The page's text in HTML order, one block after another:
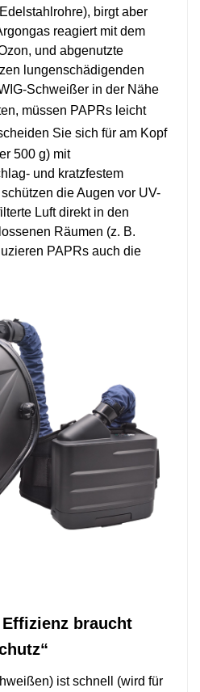
birgt aber
reagiert mit dem
und abgenutzte
lungenschädigenden
Schweißer in der Nähe
müssen PAPRs leicht
Sie sich für am Kopf
500 g) mit
und kratzfestem
die Augen vor UV-
Luft direkt in den
Räumen (z. B.
PAPRs auch die
braucht
ist schnell (wird für